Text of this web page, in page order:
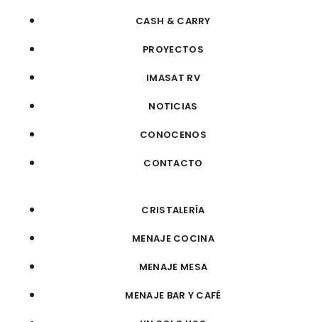
CASH & CARRY
PROYECTOS
IMASAT RV
NOTICIAS
CONOCENOS
CONTACTO
CRISTALERÍA
MENAJE COCINA
MENAJE MESA
MENAJE BAR Y CAFÉ